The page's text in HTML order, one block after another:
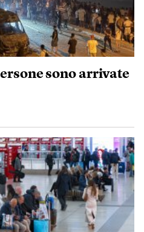
sono arrivate